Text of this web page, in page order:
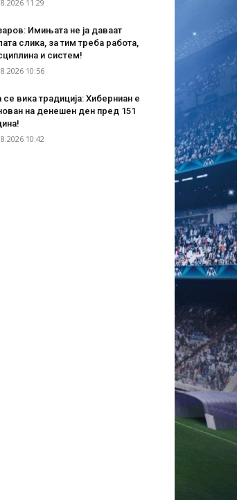
11:29
Имињата не ја даваат
слика, за тим треба работа,
и систем!
10:56
се вика традиција: Хиберниан е
на денешен ден пред 151
10:42